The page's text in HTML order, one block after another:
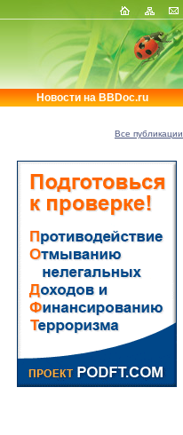
Новости на BBDoc.ru
Все публикации